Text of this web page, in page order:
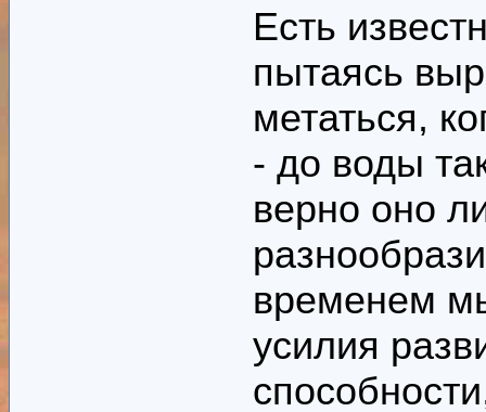
- в этих темах
книги, их
другими
- для многих
ценность как
часть книги.
Есть
пытаясь
метаться,
- до воды
верно оно
временем
усилия